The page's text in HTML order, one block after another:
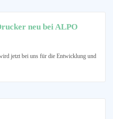
neu bei ALPO
jetzt bei uns für die Entwicklung und